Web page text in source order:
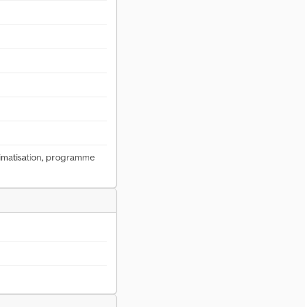
programme